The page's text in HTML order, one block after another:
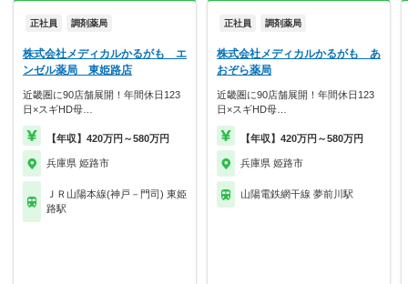
正社員 調剤薬局
株式会社メディカルかるがも エ
ンゼル薬局 東姫路店
近畿圏に90店舗展開！年間休日123
日×スギHD母…
【年収】420万円～580万円
兵庫県 姫路市
ＪＲ山陽本線(神戸－門司) 東姫
路駅
正社員 調剤薬局
株式会社メディカルかるがも あ
おぞら薬局
近畿圏に90店舗展開！年間休日123
日×スギHD母…
【年収】420万円～580万円
兵庫県 姫路市
山陽電鉄網干線 夢前川駅